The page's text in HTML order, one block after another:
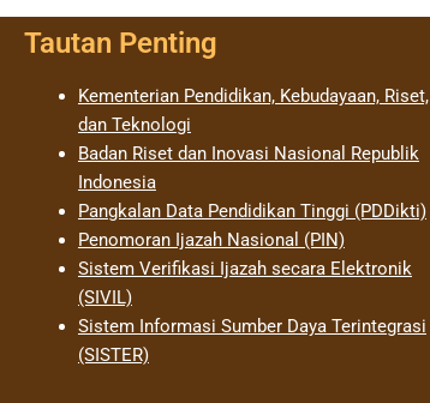
Tautan Penting
Kementerian Pendidikan, Kebudayaan, Riset,
dan Teknologi
Badan Riset dan Inovasi Nasional Republik
Indonesia
Pangkalan Data Pendidikan Tinggi (PDDikti)
Penomoran Ijazah Nasional (PIN)
Sistem Verifikasi Ijazah secara Elektronik
(SIVIL)
Sistem Informasi Sumber Daya Terintegrasi
(SISTER)